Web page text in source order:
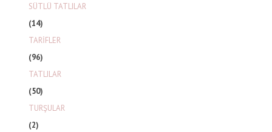
SÜTLÜ TATLILAR
(14)
TARİFLER
(96)
TATLILAR
(50)
TURŞULAR
(2)